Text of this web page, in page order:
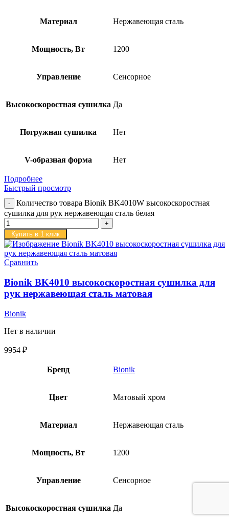
Материал Нержавеющая сталь
Мощность, Вт 1200
Управление Сенсорное
Высокоскоростная сушилка Да
Погружная сушилка Нет
V-образная форма Нет
Подробнее
Быстрый просмотр
Количество товара Bionik BK4010W высокоскоростная
сушилка для рук нержавеющая сталь белая
Купить в 1 клик
Сравнить
Bionik BK4010 высокоскоростная сушилка для
рук нержавеющая сталь матовая
Bionik
Нет в наличии
9954 ₽
Бренд Bionik
Цвет Матовый хром
Материал Нержавеющая сталь
Мощность, Вт 1200
Управление Сенсорное
Высокоскоростная сушилка Да